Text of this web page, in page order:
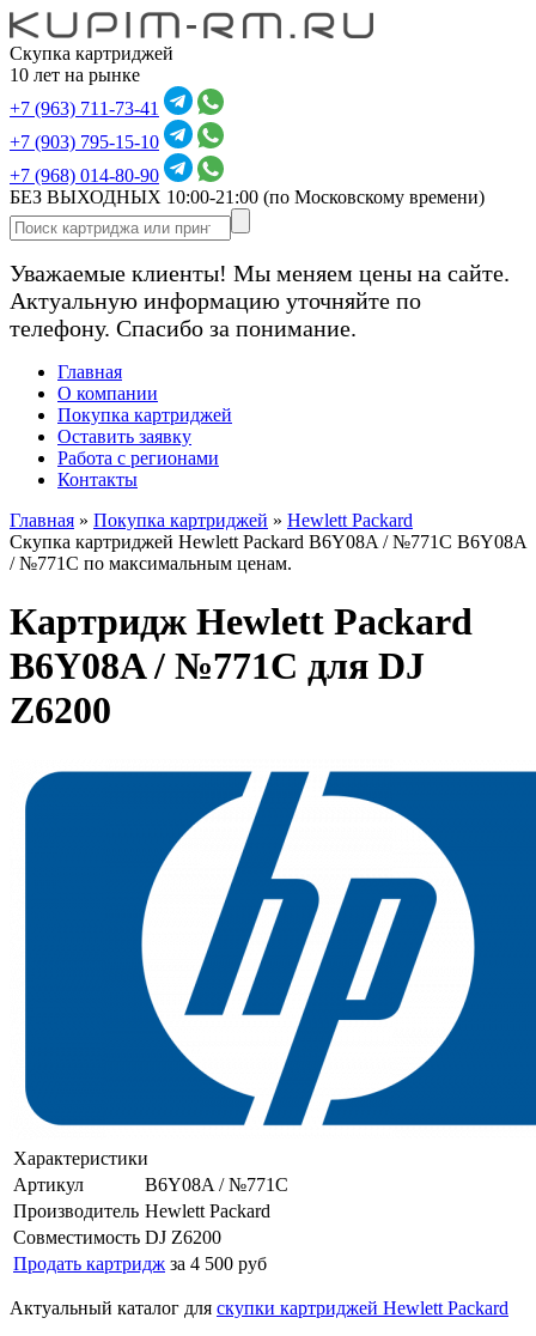
Скупка картриджей
10 лет на рынке
+7 (963) 711-73-41
+7 (903) 795-15-10
+7 (968) 014-80-90
БЕЗ ВЫХОДНЫХ 10:00-21:00 (по Московскому времени)
Уважаемые клиенты! Мы меняем цены на сайте.
Актуальную информацию уточняйте по
телефону. Спасибо за понимание.
Главная
О компании
Покупка картриджей
Оставить заявку
Работа с регионами
Контакты
Главная » Покупка картриджей » Hewlett Packard
Скупка картриджей Hewlett Packard B6Y08A / №771C B6Y08A
/ №771C по максимальным ценам.
Картридж Hewlett Packard
B6Y08A / №771C для DJ
Z6200
Характеристики
Артикул
B6Y08A / №771C
Производитель Hewlett Packard
Совместимость DJ Z6200
Продать картридж за 4 500 руб
Актуальный каталог для скупки картриджей Hewlett Packard